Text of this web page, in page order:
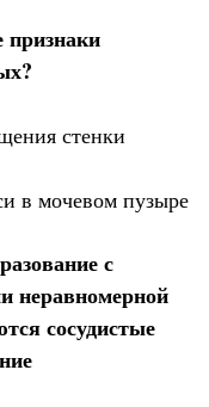
стенки
в мочевом пузыре
с
неравномерной
сосудистые